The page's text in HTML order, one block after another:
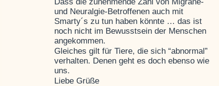
und Neuralgie-Betroffenen auch mit
Smarty´s zu tun haben könnte … das ist
noch nicht im Bewusstsein der Menschen
angekommen.
Gleiches gilt für Tiere, die sich “abnormal”
verhalten. Denen geht es doch ebenso wie
uns.
Liebe Grüße